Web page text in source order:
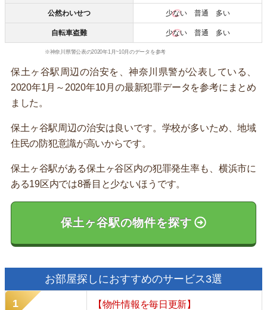
公然わいせつ 少ない普通 多い
自転車盗難 少ない普通 多い
※神奈川県警公表の2020年1月~10月のデータを参考
保土ヶ谷駅周辺の治安を、神奈川県警が公表している、
2020年1月～2020年10月の最新犯罪データを参考にまとめ
ました。
保土ヶ谷駅周辺の治安は良いです。学校が多いため、地域
住民の防犯意識が高いからです。
保土ヶ谷駅がある保土ヶ谷区内の犯罪発生率も、横浜市に
ある19区内では8番目と少ないほうです。
保土ヶ谷駅の物件を探す
お部屋探しにおすすめのサービス3選
【物件情報を毎日更新】